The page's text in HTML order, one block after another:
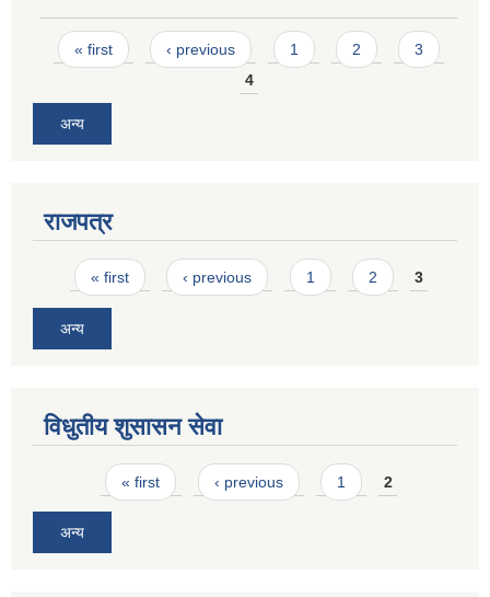
Pages
« first ‹ previous 1 2
3
4
अन्य
राजपत्र
Pages
« first ‹ previous 1 2 3
अन्य
विधुतीय शुसासन सेवा
Pages« first ‹ previous 1 2
अन्य